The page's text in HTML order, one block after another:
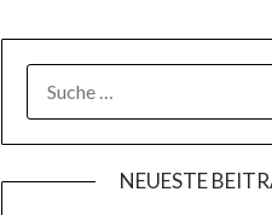
NACH:
NEUESTE